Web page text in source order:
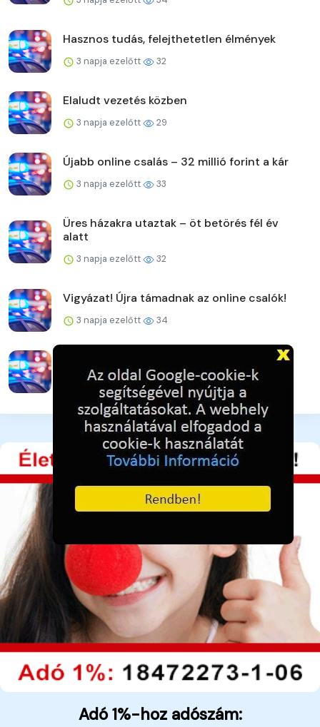
Hasznos tudás, felejthetetlen élmények
3 napja ezelőtt 32
Elaludt vezetés közben
3 napja ezelőtt 29
Újabb online csalás – 32 millió forint a kár
3 napja ezelőtt 33
Üres házakra utaztak – öt betörés fél év
alatt
3 napja ezelőtt 32
Vigyázat! Újra támadnak az online csalók!
3 napja ezelőtt 34
3 napja ezelőtt 32
Adó 1%-hoz adószám: